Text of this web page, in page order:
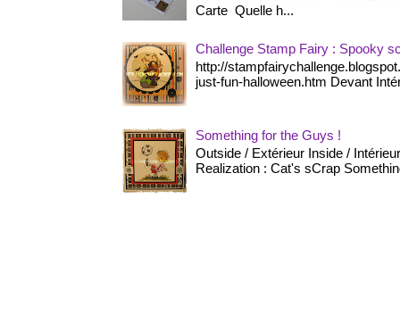
Carte Quelle h...
Challenge Stamp Fairy : Spooky
http://
just-fun-halloween.htm Devant
Something for the Guys !
Outside / Extérieur Inside /
Realization : Cat's sCrap